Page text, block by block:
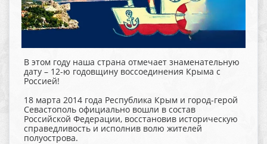
В этом году наша страна отмечает знаменательную
дату – 12-ю годовщину воссоединения Крыма с
Россией!
18 марта 2014 года Республика Крым и город-герой
Севастополь официально вошли в состав
Российской Федерации, восстановив историческую
справедливость и исполнив волю жителей
полуострова.